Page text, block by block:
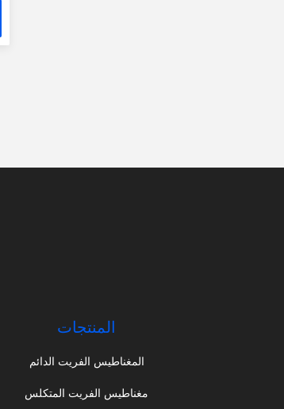
المنتجات
المغناطيس الفريت الدائم
مغناطيس الفريت المتكلس